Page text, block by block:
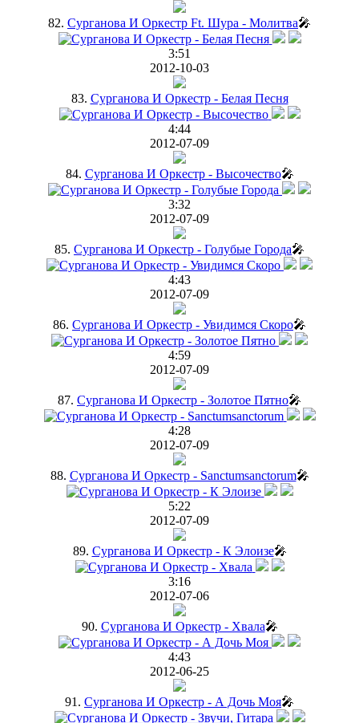
82. Сурганова И Оркестр Ft. Шура - Молитва🎤
3:51
2012-10-03
83. Сурганова И Оркестр - Белая Песня
4:44
2012-07-09
84. Сурганова И Оркестр - Высочество🎤
3:32
2012-07-09
85. Сурганова И Оркестр - Голубые Города🎤
4:43
2012-07-09
86. Сурганова И Оркестр - Увидимся Скоро🎤
4:59
2012-07-09
87. Сурганова И Оркестр - Золотое Пятно🎤
4:28
2012-07-09
88. Сурганова И Оркестр - Sanctumsanctorum🎤
5:22
2012-07-09
89. Сурганова И Оркестр - К Элоизе🎤
3:16
2012-07-06
90. Сурганова И Оркестр - Хвала🎤
4:43
2012-06-25
91. Сурганова И Оркестр - А Дочь Моя🎤